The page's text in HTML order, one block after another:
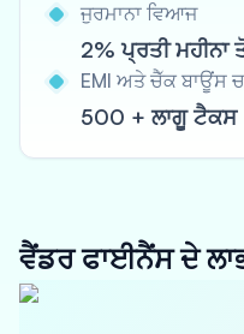
ਜੁਰਮਾਨਾ ਵਿਆਜ
2% ਪ੍ਰਤੀ
EMI ਅਤੇ ਚੈੱਕ ਬਾਊਂਸ
500 + ਲਾਗੂ ਟੈਕਸ
ਵੈਂਡਰ ਫਾਈਨੈਂਸ ਦੇ